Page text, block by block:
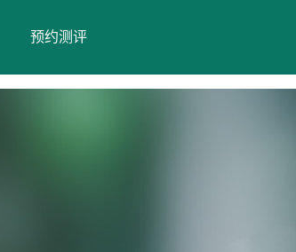
预约测评